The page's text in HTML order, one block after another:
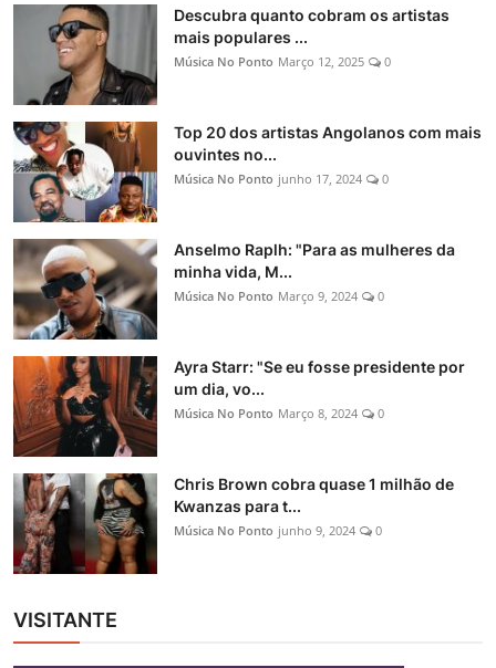
Descubra quanto cobram os artistas
mais populares ...
Música No Ponto Março 12, 2025 0
Top 20 dos artistas Angolanos com mais
ouvintes no...
Música No Ponto junho 17, 2024 0
Anselmo Raplh: "Para as mulheres da
minha vida, M...
Música No Ponto Março 9, 2024 0
Ayra Starr: "Se eu fosse presidente por
um dia, vo...
Música No Ponto Março 8, 2024 0
Chris Brown cobra quase 1 milhão de
Kwanzas para t...
Música No Ponto junho 9, 2024 0
VISITANTE